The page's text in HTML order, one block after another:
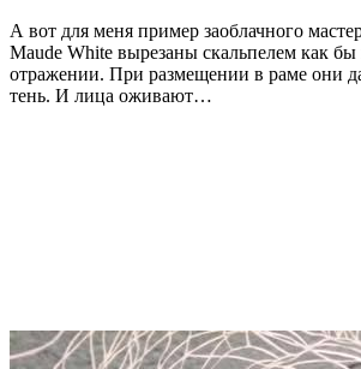
А вот для меня пример заоблачного
Maude White вырезаны скальпелем как
отражении. При размещении в раме они
тень. И лица оживают…